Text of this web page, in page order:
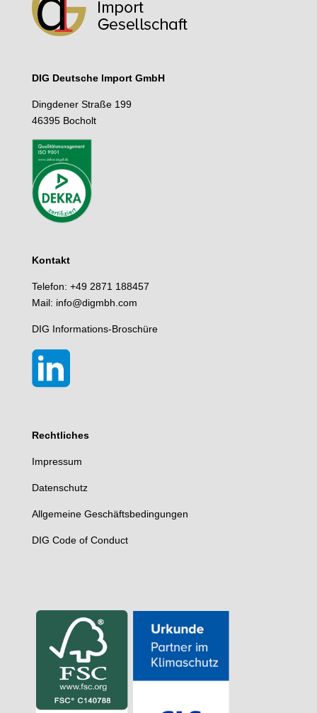
DIG Deutsche lmport GmbH
Dingdener Straße 199
46395 Bocholt
Kontakt
Telefon: +49 2871 188457
Mail: info@digmbh.com
DIG Informations-Broschüre
Rechtliches
Impressum
Datenschutz
Allgemeine Geschäftsbedingungen
DIG Code of Conduct